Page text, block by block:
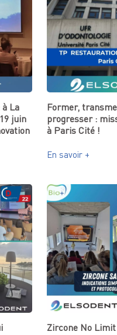
La
juin
Former,
progresser :
à Paris Cité !
En savoir +
Zircone No